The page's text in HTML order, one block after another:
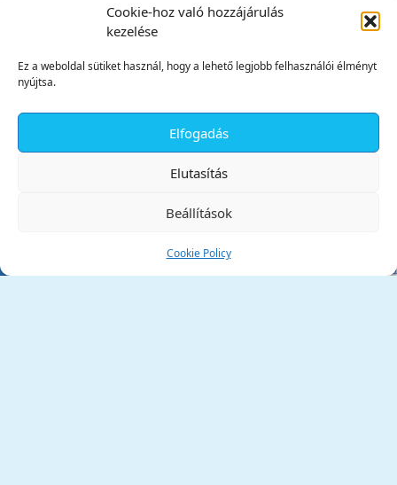
Cookie-hoz való hozzájárulás
kezelése
Ez a weboldal sütiket használ, hogy a lehető legjobb felhasználói élményt
nyújtsa.
Elfogadás
Elutasítás
Beállítások
Cookie Policy
Tata Város Önkormányzata
✕